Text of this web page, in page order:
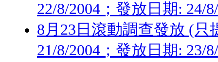
22/8/2004；發放日期: 24/
8月23日滾動調查發放 (只
21/8/2004；發放日期: 23/